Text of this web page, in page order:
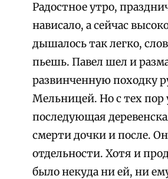
Радостное утро,
нависало, а сейчас
дышалось так легко,
пьешь. Павел шел и
развинченную походку
Мельницей. Но с тех пор
последующая
смерти дочки и после.
отдельности. Хотя и
было некуда ни ей, ни